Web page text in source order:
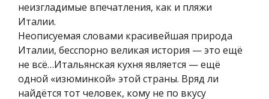
неизгладимые впечатления, как и пляжи
Италии.
Неописуемая словами красивейшая природа
Италии, бесспорно великая история — это ещё
не всё…Итальянская кухня является — ещё
одной «изюминкой» этой страны. Вряд ли
найдётся тот человек, кому не по вкусу